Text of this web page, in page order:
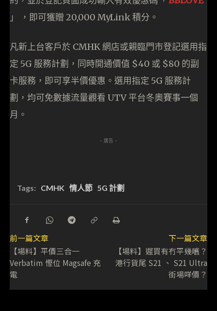
」 ，即可獲贈 20,000 MyLink 積分。
凡新上台客戶於 CMHK 網店或親臨門市登記選用指
定 5G 服務計劃，同時開通價值 $40 或 $80 的副
卡服務，即可享半價優惠。選用指定 5G 服務計
劃，均可免數據流量觀看 UTV 平台冬奧賽事一個
月。
- 廣告 -
Tags: CMHK 情人節 5G 計劃
前一篇文章
【場料】平價三合一
Verbatim 慳位 Magsafe 充
電
下一篇文章
【場料】遲買有冇平幾嚿？
港行貨尾 S21 、 S21 Ultra
街場咩價？